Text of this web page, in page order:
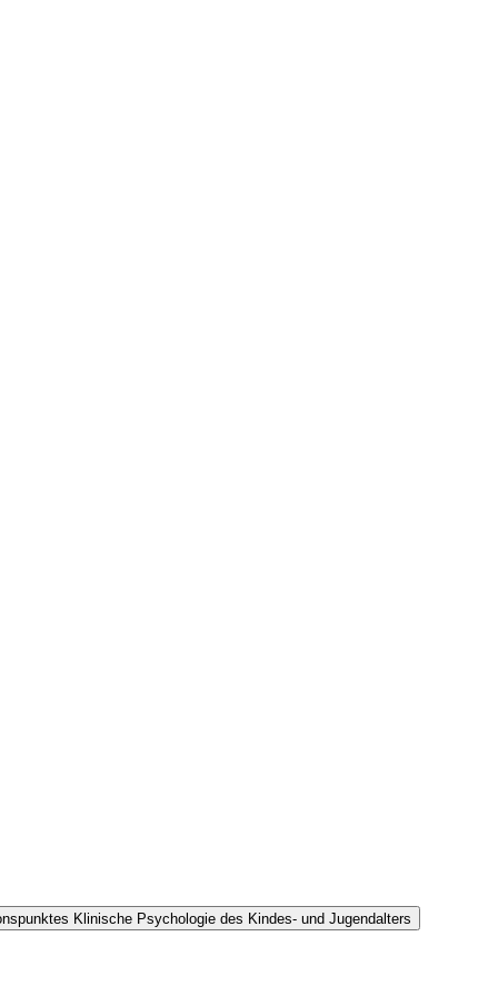
Klinische Psychologie des Kindes- und Jugendalters